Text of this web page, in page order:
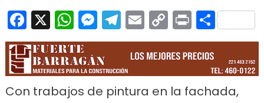
Facebook
X WhatsApp
Messenger
Telegram
EmailCopy
Link
Print
Con trabajos de pintura en la fachada,